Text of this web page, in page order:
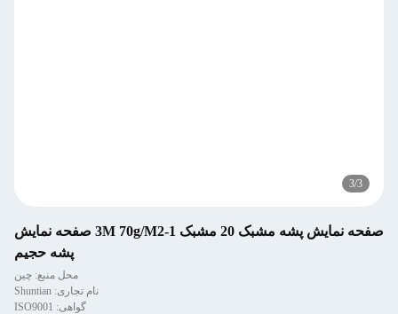
3/3
صفحه نمایش پشه مشبک 20 مشبک 1-3M 70g/M2 صفحه نمایش
پشه حجیم
محل منبع: چین
نام تجاری: Shuntian
گواهی: ISO9001